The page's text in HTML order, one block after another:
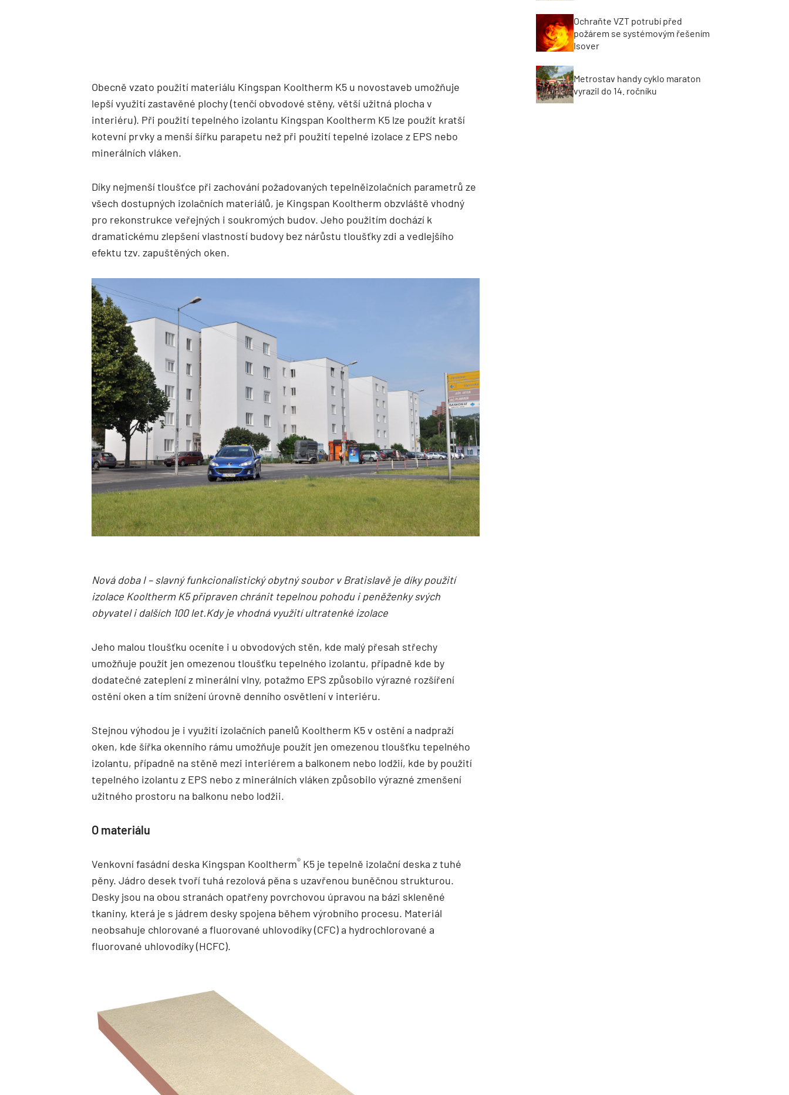
Obecně vzato použití materiálu Kingspan Kooltherm K5 u novostaveb umožňuje
lepší využití zastavěné plochy (tenčí obvodové stěny, větší užitná plocha v
interiéru). Při použití tepelného izolantu Kingspan Kooltherm K5 lze použít kratší
kotevní prvky a menší šířku parapetu než při použití tepelné izolace z EPS nebo
minerálních vláken.
Díky nejmenší tloušťce při zachování požadovaných tepelněizolačních parametrů ze
všech dostupných izolačních materiálů, je Kingspan Kooltherm obzvláště vhodný
pro rekonstrukce veřejných i soukromých budov. Jeho použitím dochází k
dramatickému zlepšení vlastností budovy bez nárůstu tloušťky zdi a vedlejšího
efektu tzv. zapuštěných oken.
Nová doba I – slavný funkcionalistický obytný soubor v Bratislavě je díky použití
izolace Kooltherm K5 připraven chránit tepelnou pohodu i peněženky svých
obyvatel i dalších 100 let.Kdy je vhodná využití ultratenké izolace
Jeho malou tloušťku oceníte i u obvodových stěn, kde malý přesah střechy
umožňuje použít jen omezenou tloušťku tepelného izolantu, případně kde by
dodatečné zateplení z minerální vlny, potažmo EPS způsobilo výrazné rozšíření
ostění oken a tím snížení úrovně denního osvětlení v interiéru.
Stejnou výhodou je i využití izolačních panelů Kooltherm K5 v ostění a nadpraží
oken, kde šířka okenního rámu umožňuje použít jen omezenou tloušťku tepelného
izolantu, případně na stěně mezi interiérem a balkonem nebo lodžií, kde by použití
tepelného izolantu z EPS nebo z minerálních vláken způsobilo výrazné zmenšení
užitného prostoru na balkonu nebo lodžii.
O materiálu
Venkovní fasádní deska Kingspan Kooltherm® K5 je tepelně izolační deska z tuhé
pěny. Jádro desek tvoří tuhá rezolová pěna s uzavřenou buněčnou strukturou.
Desky jsou na obou stranách opatřeny povrchovou úpravou na bázi skleněné
tkaniny, která je s jádrem desky spojena během výrobního procesu. Materiál
neobsahuje chlorované a fluorované uhlovodíky (CFC) a hydrochlorované a
fluorované uhlovodíky (HCFC).
Ochraňte VZT potrubí před
požárem se systémovým řešením
Isover
Metrostav handy cyklo maraton
vyrazil do 14. ročníku